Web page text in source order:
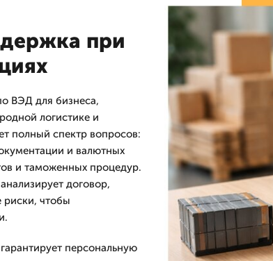
при
ВЭД для бизнеса,
логистике и
полный спектр вопросов:
и валютных
и таможенных процедур.
договор,
риски, чтобы
персональную